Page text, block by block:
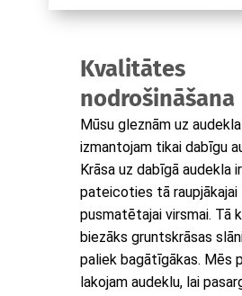
Kvalitātes
nodrošināšana
Mūsu gleznām uz
izmantojam tikai dabīgu
Krāsa uz dabīgā audekla
pateicoties tā
pusmatētajai virsmai. Tā
biezāks gruntskrāsas
paliek bagātīgākas. Mēs
lakojam audeklu, lai